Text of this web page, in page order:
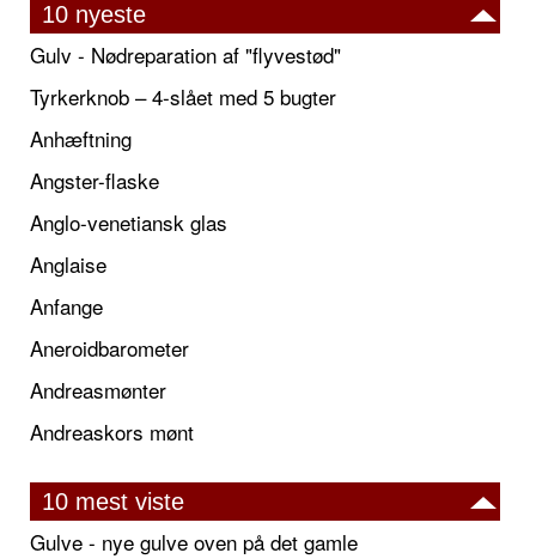
10 nyeste
Gulv - Nødreparation af "flyvestød"
Tyrkerknob – 4-slået med 5 bugter
Anhæftning
Angster-flaske
Anglo-venetiansk glas
Anglaise
Anfange
Aneroidbarometer
Andreasmønter
Andreaskors mønt
10 mest viste
Gulve - nye gulve oven på det gamle